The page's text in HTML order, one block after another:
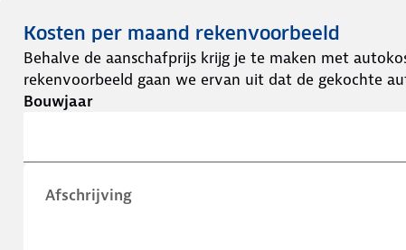
Kosten per maand rekenvoorbeeld
Behalve de aanschafprijs krijg je te maken met
rekenvoorbeeld gaan we ervan uit dat de gekochte
Bouwjaar
Afschrijving